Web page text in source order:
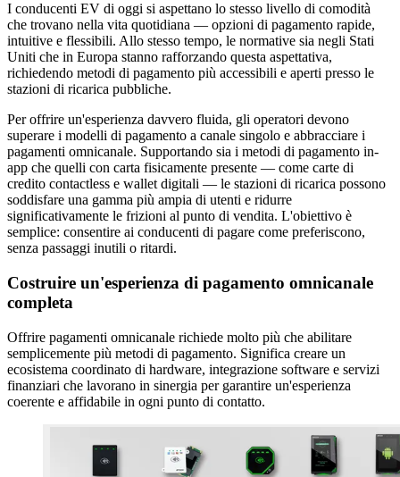
I conducenti EV di oggi si aspettano lo stesso livello di comodità
che trovano nella vita quotidiana — opzioni di pagamento rapide,
intuitive e flessibili. Allo stesso tempo, le normative sia negli Stati
Uniti che in Europa stanno rafforzando questa aspettativa,
richiedendo metodi di pagamento più accessibili e aperti presso le
stazioni di ricarica pubbliche.
Per offrire un'esperienza davvero fluida, gli operatori devono
superare i modelli di pagamento a canale singolo e abbracciare i
pagamenti omnicanale. Supportando sia i metodi di pagamento in-
app che quelli con carta fisicamente presente — come carte di
credito contactless e wallet digitali — le stazioni di ricarica possono
soddisfare una gamma più ampia di utenti e ridurre
significativamente le frizioni al punto di vendita. L'obiettivo è
semplice: consentire ai conducenti di pagare come preferiscono,
senza passaggi inutili o ritardi.
Costruire un'esperienza di pagamento omnicanale
completa
Offrire pagamenti omnicanale richiede molto più che abilitare
semplicemente più metodi di pagamento. Significa creare un
ecosistema coordinato di hardware, integrazione software e servizi
finanziari che lavorano in sinergia per garantire un'esperienza
coerente e affidabile in ogni punto di contatto.